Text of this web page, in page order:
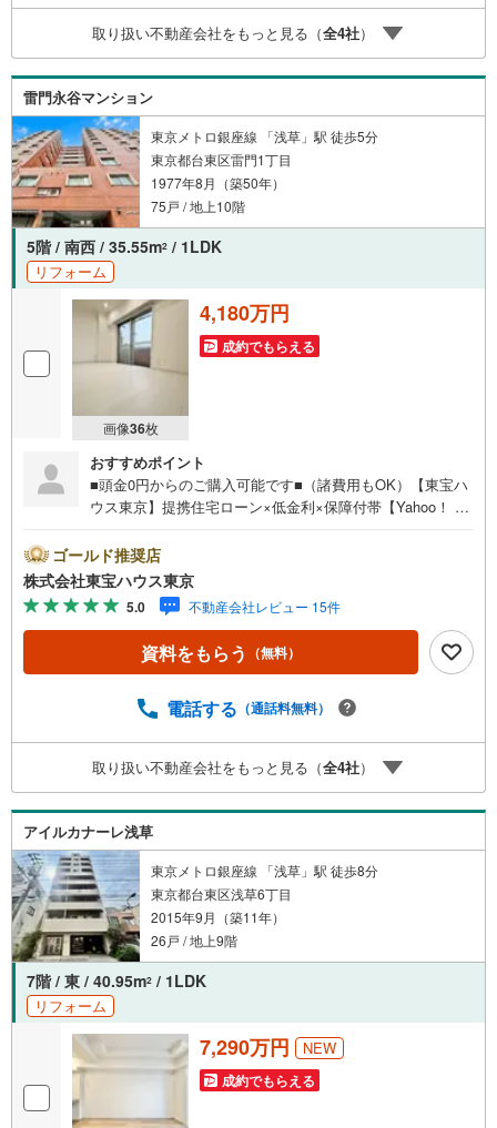
能です！■平日・土日・祝祭日…日程・時間はいつでも調整
可能。ご指定の場所にお車でお迎えに上がります。■不動産
購入のご相談も随時開催中！■ ○住宅ローンのご相談 ○
買換えのご相談 ○ご自宅査定のご相談 ○弊社買取も行っ
ております！
取り扱い不動産会社をもっと見る（全4社）
雷門永谷マンション
東京メトロ銀座線 「浅草」駅 徒歩5分
東京都台東区雷門1丁目
1977年8月（築50年）
75戸 / 地上10階
5階 / 南西 / 35.55m2 / 1LDK
リフォーム
画像36枚
4,180万円
成約でもらえる
おすすめポイント
■頭金0円からのご購入可能です■（諸費用もOK）【東宝ハ
ウス東京】提携住宅ローン×低金利×保障付帯【Yahoo！ 不
ayボーナスライトがもらえる「Yahoo！ 不動産 物件ご成約
キャンペーン」の対象になります。「資料をもらう」「見
学予約をする」ボタンからお問い合わせください。※必ずY
ahoo！ JAPAN IDでログインしてください。※PayPayボー
ナスライトは出金と譲渡はできません。ご案内・詳細な資
料のご請求はお気軽にどうぞ♪お電話でのお問い合わせも
ゴールド推奨店
株式会社東宝ハウス東京
5.0 不動産会社レビュー 15件
資料をもらう （無料）
電話する （通話料無料）
取り扱い不動産会社をもっと見る（全4社）
アイルカナーレ浅草
東京メトロ銀座線 「浅草」駅 徒歩8分
東京都台東区浅草6丁目
2015年9月（築11年）
26戸 / 地上9階
7階 / 東 / 40.95m2 / 1LDK
リフォーム
7,290万円 NEW
成約でもらえる